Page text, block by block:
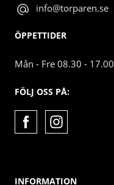
info@torparen.se
ÖPPETTIDER
Mån - Fre 08.30 - 17.00
FÖLJ OSS PÅ:
INFORMATION